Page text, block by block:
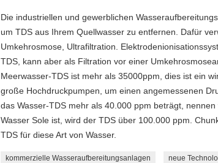
Die industriellen und gewerblichen
um TDS aus Ihrem Quellwasser zu entfernen. Dafür
Umkehrosmose, Ultrafiltration.
TDS, kann aber als Filtration vor einer
Meerwasser-TDS ist mehr als 35000ppm, dies ist ein
große Hochdruckpumpen, um einen angemessenen
das Wasser-TDS mehr als 40.000 ppm beträgt,
Wasser Sole ist, wird der TDS über 100.000 ppm.
TDS für diese Art von Wasser.
kommerzielle Wasseraufbereitungsanlagen neue